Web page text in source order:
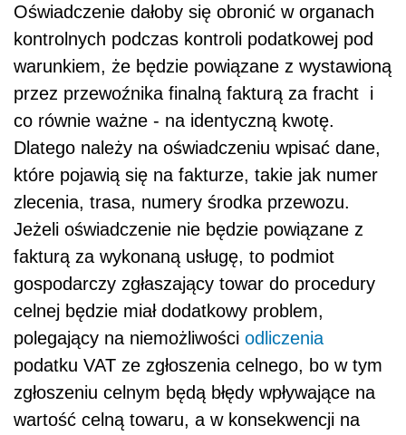
Oświadczenie dałoby się obronić w organach
kontrolnych podczas kontroli podatkowej pod
warunkiem, że będzie powiązane z wystawioną
przez przewoźnika finalną fakturą za fracht i
co równie ważne - na identyczną kwotę.
Dlatego należy na oświadczeniu wpisać dane,
które pojawią się na fakturze, takie jak numer
zlecenia, trasa, numery środka przewozu.
Jeżeli oświadczenie nie będzie powiązane z
fakturą za wykonaną usługę, to podmiot
gospodarczy zgłaszający towar do procedury
celnej będzie miał dodatkowy problem,
polegający na niemożliwości odliczenia
podatku VAT ze zgłoszenia celnego, bo w tym
zgłoszeniu celnym będą błędy wpływające na
wartość celną towaru, a w konsekwencji na